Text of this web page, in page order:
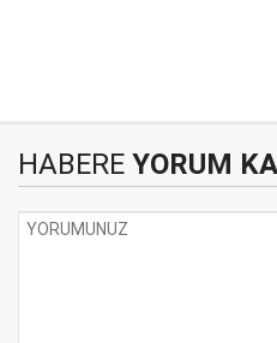
HABERE YORUM